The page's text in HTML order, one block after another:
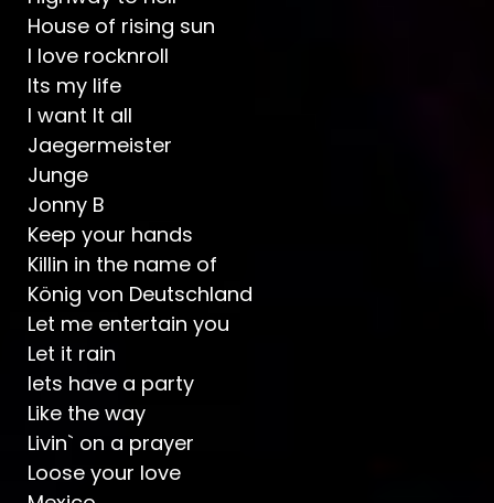
House of rising sun
I love rocknroll
Its my life
I want It all
Jaegermeister
Junge
Jonny B
Keep your hands
Killin in the name of
König von Deutschland
Let me entertain you
Let it rain
lets have a party
Like the way
Livin` on a prayer
Loose your love